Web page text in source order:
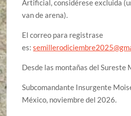
Artificial, considérese excluida
van de arena).
El correo para registrase
es:
Desde las montañas del Sureste
Subcomandante Insurgente
México, noviembre del 2026.